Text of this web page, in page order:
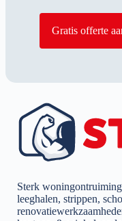
Gratis offerte
Sterk
leeghalen, strippen,